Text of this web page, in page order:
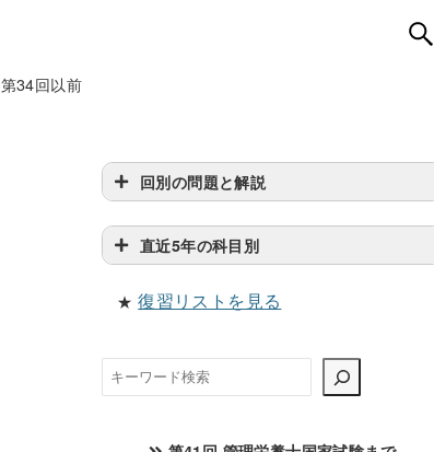
第34回以前
回別の問題と解説
直近5年の科目別
★復習リストを見る
検
索